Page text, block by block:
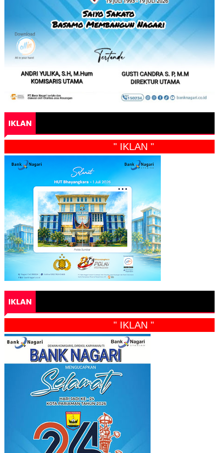
IKLAN
" IKLAN "
IKLAN
" IKLAN "